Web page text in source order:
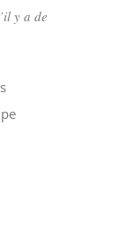
y a de